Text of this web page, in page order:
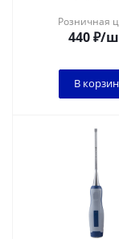
Розничная
440₽/
В